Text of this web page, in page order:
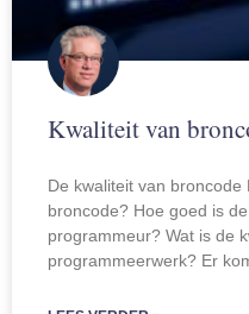
Kwaliteit van
De kwaliteit van
broncode? Hoe goed is
programmeur? Wat is de
programmeerwerk? Er